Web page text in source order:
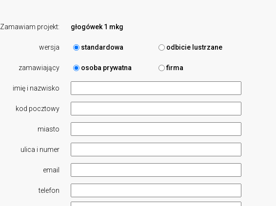
Zamawiam projekt: głogówek 1 mkg
wersja standardowa odbicie lustrzane
zamawiający osoba prywatna firma
imię i nazwisko
kod pocztowy
miasto
ulica i numer
email
telefon